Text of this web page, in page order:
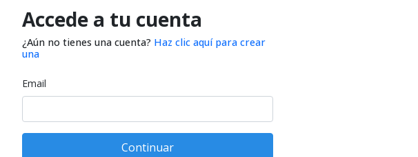
Accede a tu cuenta
¿Aún no tienes una cuenta? Haz clic aquí para crear
una
Email
Continuar